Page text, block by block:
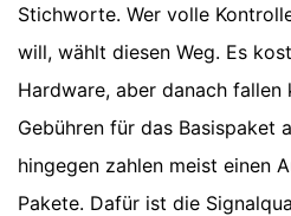
Stichworte. Wer volle
will, wählt diesen Weg. Es
Hardware, aber danach fallen
Gebühren für das Basispaket
hingegen zahlen meist einen
Pakete. Dafür ist die